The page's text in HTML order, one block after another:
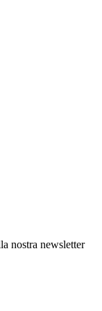
nostra newsletter